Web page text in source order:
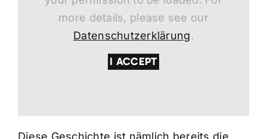
more details, please see our
Datenschutzerklärung.
I ACCEPT
Diese Geschichte ist nämlich bereits die